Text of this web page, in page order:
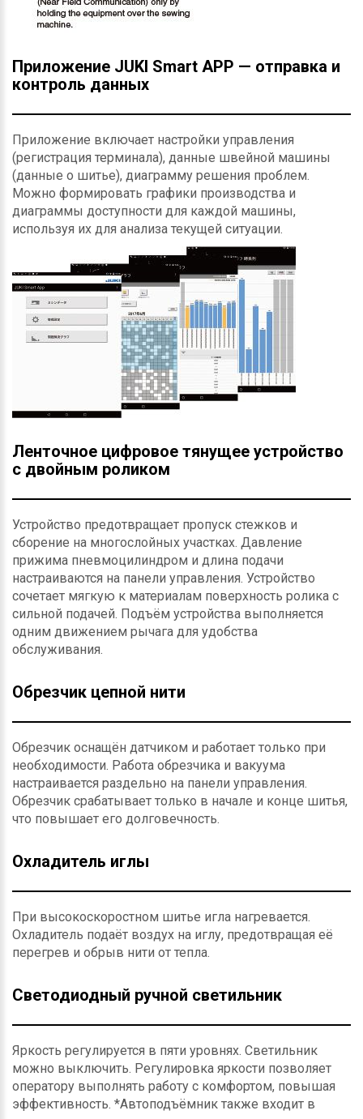
Приложение JUKI Smart APP — отправка и
контроль данных
Приложение включает настройки управления
(регистрация терминала), данные швейной машины
(данные о шитье), диаграмму решения проблем.
Можно формировать графики производства и
диаграммы доступности для каждой машины,
используя их для анализа текущей ситуации.
Ленточное цифровое тянущее устройство
с двойным роликом
Устройство предотвращает пропуск стежков и
сборение на многослойных участках. Давление
прижима пневмоцилиндром и длина подачи
настраиваются на панели управления. Устройство
сочетает мягкую к материалам поверхность ролика с
сильной подачей. Подъём устройства выполняется
одним движением рычага для удобства
обслуживания.
Обрезчик цепной нити
Обрезчик оснащён датчиком и работает только при
необходимости. Работа обрезчика и вакуума
настраивается раздельно на панели управления.
Обрезчик срабатывает только в начале и конце шитья,
что повышает его долговечность.
Охладитель иглы
При высокоскоростном шитье игла нагревается.
Охладитель подаёт воздух на иглу, предотвращая её
перегрев и обрыв нити от тепла.
Светодиодный ручной светильник
Яркость регулируется в пяти уровнях. Светильник
можно выключить. Регулировка яркости позволяет
оператору выполнять работу с комфортом, повышая
эффективность. *Автоподъёмник также входит в